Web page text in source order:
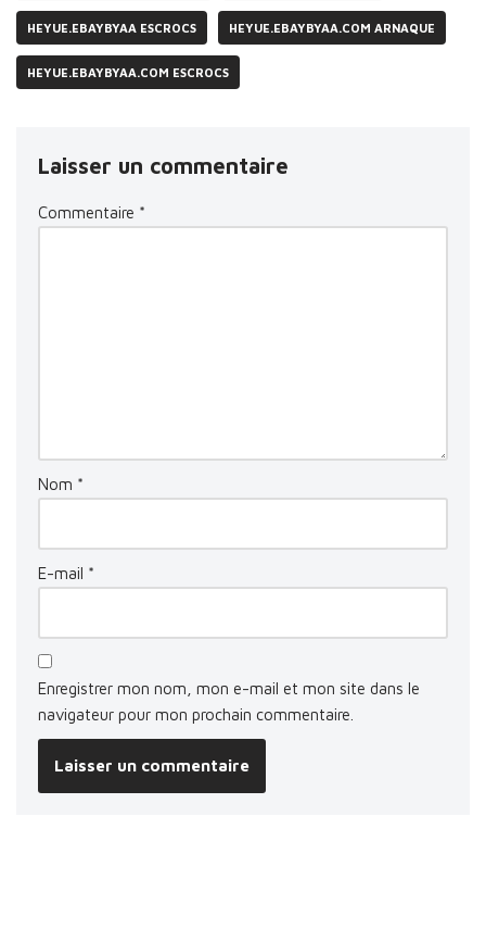
HEYUE.EBAYBYAA ESCROCS HEYUE.EBAYBYAA.COM ARNAQUE
HEYUE.EBAYBYAA.COM ESCROCS
Laisser un commentaire
Commentaire *
Nom *
E-mail *
Enregistrer mon nom, mon e-mail et mon site dans le
navigateur pour mon prochain commentaire.